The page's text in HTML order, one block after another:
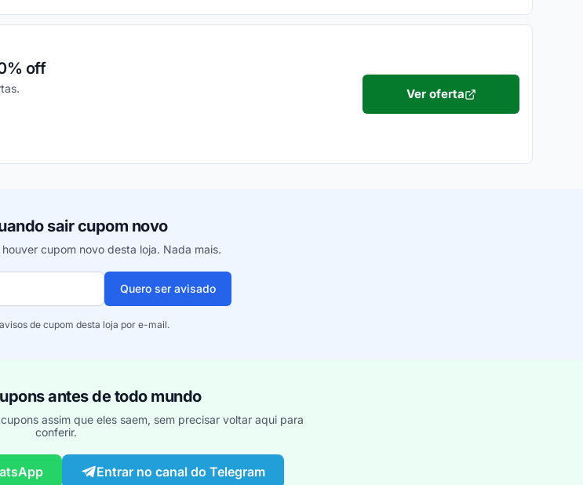
off
Ver oferta
sair cupom novo
cupom novo desta loja. Nada mais.
Quero ser avisado
de cupom desta loja por e-mail.
antes de todo mundo
assim que eles saem, sem precisar voltar aqui para
conferir.
Entrar no canal do Telegram